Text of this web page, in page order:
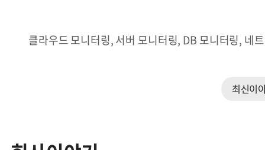
클라우드 모니터링, 서버 모니터링, DB 모니터링, 네
최신이